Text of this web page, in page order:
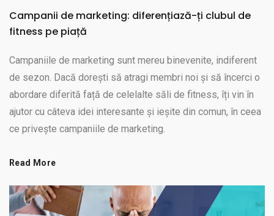
Campanii de marketing: diferențiază-ți clubul de
fitness pe piață
Campaniile de marketing sunt mereu binevenite, indiferent
de sezon. Dacă dorești să atragi membri noi și să încerci o
abordare diferită față de celelalte săli de fitness, îți vin în
ajutor cu câteva idei interesante și ieșite din comun, în ceea
ce privește campaniile de marketing.
Read More